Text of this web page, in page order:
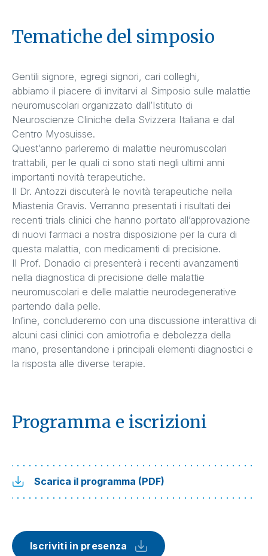
Tematiche del simposio
Gentili signore, egregi signori, cari colleghi,
abbiamo il piacere di invitarvi al Simposio sulle malattie
neuromuscolari organizzato dall’Istituto di
Neuroscienze Cliniche della Svizzera Italiana e dal
Centro Myosuisse.
Quest’anno parleremo di malattie neuromuscolari
trattabili, per le quali ci sono stati negli ultimi anni
importanti novità terapeutiche.
Il Dr. Antozzi discuterà le novità terapeutiche nella
Miastenia Gravis. Verranno presentati i risultati dei
recenti trials clinici che hanno portato all’approvazione
di nuovi farmaci a nostra disposizione per la cura di
questa malattia, con medicamenti di precisione.
Il Prof. Donadio ci presenterà i recenti avanzamenti
nella diagnostica di precisione delle malattie
neuromuscolari e delle malattie neurodegenerative
partendo dalla pelle.
Infine, concluderemo con una discussione interattiva di
alcuni casi clinici con amiotrofia e debolezza della
mano, presentandone i principali elementi diagnostici e
la risposta alle diverse terapie.
Programma e iscrizioni
Scarica il programma (PDF)
Iscriviti in presenza